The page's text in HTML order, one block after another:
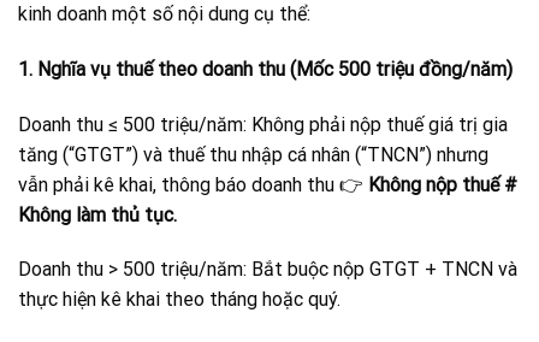
kinh doanh một số nội dung cụ thể:
1. Nghĩa vụ thuế theo doanh thu (Mốc 500 triệu đồng/năm)
Doanh thu ≤ 500 triệu/năm: Không phải nộp thuế giá trị gia
tăng (“GTGT”) và thuế thu nhập cá nhân (“TNCN”) nhưng
vẫn phải kê khai, thông báo doanh thu 👉 Không nộp thuế #
Không làm thủ tục.
Doanh thu > 500 triệu/năm: Bắt buộc nộp GTGT + TNCN và
thực hiện kê khai theo tháng hoặc quý.